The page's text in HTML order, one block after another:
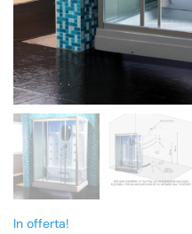
In offerta!